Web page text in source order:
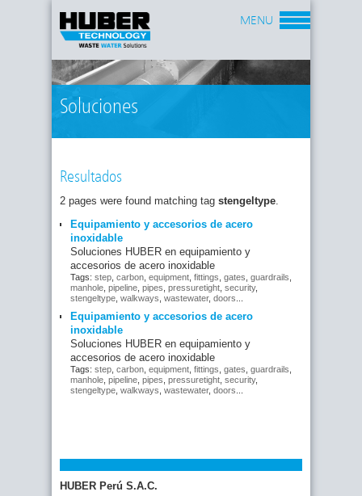
Soluciones
MENU
Resultados
2 pages were found matching tag stengeltype.
Equipamiento y accesorios de acero
inoxidable
Soluciones HUBER en equipamiento y
accesorios de acero inoxidable
Tags: step carbon equipment fittings gates guardrails
manhole pipeline pipes pressuretight security,
stengeltype walkways wastewater, doors
Equipamiento y accesorios de acero
inoxidable
Soluciones HUBER en equipamiento y
accesorios de acero inoxidable
Tags: step carbon equipment fittings gates guardrails
manhole pipeline pipes pressuretight security,
stengeltype walkways wastewater, doors
HUBER Perú S.A.C.